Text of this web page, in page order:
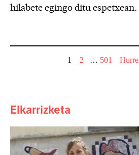
hilabete egingo ditu espetxean.
1 2 … 501
Elkarrizketa